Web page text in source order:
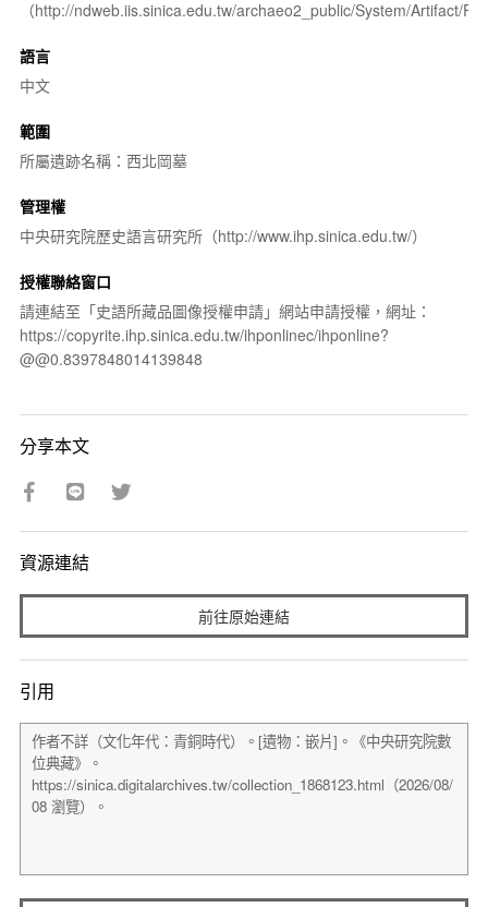
（http://ndweb.iis.sinica.edu.tw/archaeo2_public/System/Artifact/
語言
中文
範圍
所屬遺跡名稱：西北岡墓
管理權
中央研究院歷史語言研究所（http://www.ihp.sinica.edu.tw/）
授權聯絡窗口
請連結至「史語所藏品圖像授權申請」網站申請授權，網址：
https://copyrite.ihp.sinica.edu.tw/ihponlinec/ihponline?
@@0.8397848014139848
分享本文
資源連結
前往原始連結
引用